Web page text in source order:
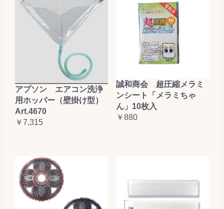
アプソン エアコン洗浄
用ホッパー（壁掛け型）
Art.4670
￥7,315
誠和商会 超圧縮メラミ
ンシート「メラミちゃ
ん」10枚入
￥880